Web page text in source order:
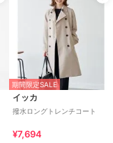
期間限定SALE
イッカ
撥水ロングトレンチコート
¥7,694